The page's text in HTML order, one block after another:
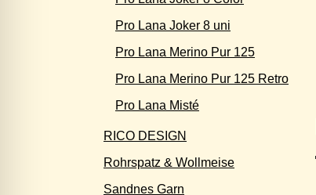
Pro Lana Joker 8 uni
Pro Lana Merino Pur 125
Pro Lana Merino Pur 125 Retro
Pro Lana Misté
RICO DESIGN
Rohrspatz & Wollmeise
Sandnes Garn